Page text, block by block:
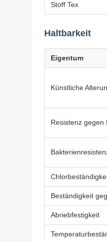
Stoff Tex
Haltbarkeit
Eigentum
Künstliche
Resistenz gegen
Beständigkeit
Abriebfestigkeit